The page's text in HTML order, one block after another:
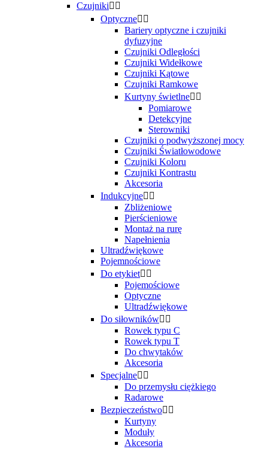
Czujniki 
Optyczne 
Bariery optyczne i czujniki
dyfuzyjne
Czujniki Odległości
Czujniki Widełkowe
Czujniki Kątowe
Czujniki Ramkowe
Kurtyny świetlne 
Pomiarowe
Detekcyjne
Sterowniki
Czujniki o podwyższonej mocy
Czujniki Światłowodowe
Czujniki Koloru
Czujniki Kontrastu
Akcesoria
Indukcyjne 
Zbliżeniowe
Pierścieniowe
Montaż na rurę
Napełnienia
Ultradźwiękowe
Pojemnościowe
Do etykiet 
Pojemościowe
Optyczne
Ultradźwiękowe
Do siłowników 
Rowek typu C
Rowek typu T
Do chwytaków
Akcesoria
Specjalne 
Do przemysłu ciężkiego
Radarowe
Bezpieczeństwo 
Kurtyny
Moduły
Akcesoria